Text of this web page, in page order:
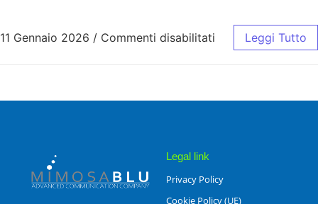
11 Gennaio 2026 / Commenti disabilitati Leggi Tutto
Legal link
Privacy Policy
Cookie Policy (UE)